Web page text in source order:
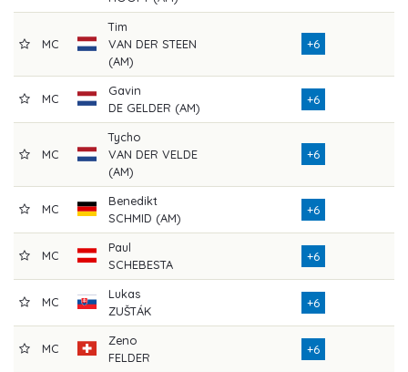
MC
Tim
VAN DER STEEN
(AM)
+6
MC
Gavin
DE GELDER (AM)
+6
MC
Tycho
VAN DER VELDE
(AM)
+6
MC
Benedikt
SCHMID (AM)
+6
MC
Paul
SCHEBESTA
+6
MC
Lukas
ZUŠTÁK
+6
MC
Zeno
FELDER
+6